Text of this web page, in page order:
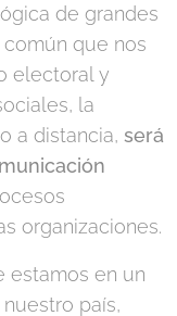
de grandes
que nos
electoral y
la
a distancia, será
organizaciones.
estamos en un
país,